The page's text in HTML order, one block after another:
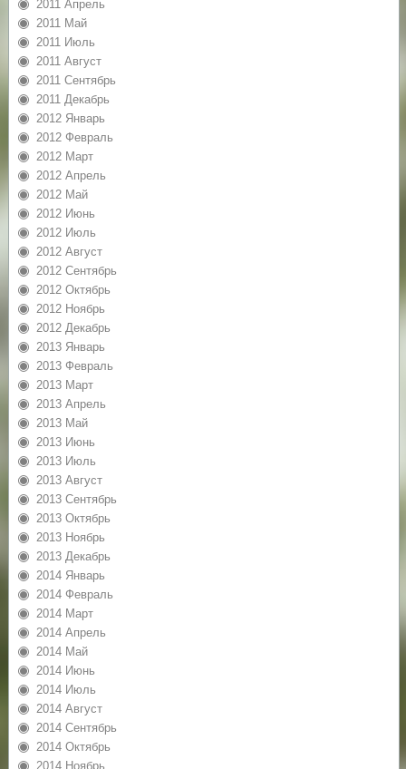
2011 Апрель
2011 Май
2011 Июль
2011 Август
2011 Сентябрь
2011 Декабрь
2012 Январь
2012 Февраль
2012 Март
2012 Апрель
2012 Май
2012 Июнь
2012 Июль
2012 Август
2012 Сентябрь
2012 Октябрь
2012 Ноябрь
2012 Декабрь
2013 Январь
2013 Февраль
2013 Март
2013 Апрель
2013 Май
2013 Июнь
2013 Июль
2013 Август
2013 Сентябрь
2013 Октябрь
2013 Ноябрь
2013 Декабрь
2014 Январь
2014 Февраль
2014 Март
2014 Апрель
2014 Май
2014 Июнь
2014 Июль
2014 Август
2014 Сентябрь
2014 Октябрь
2014 Ноябрь